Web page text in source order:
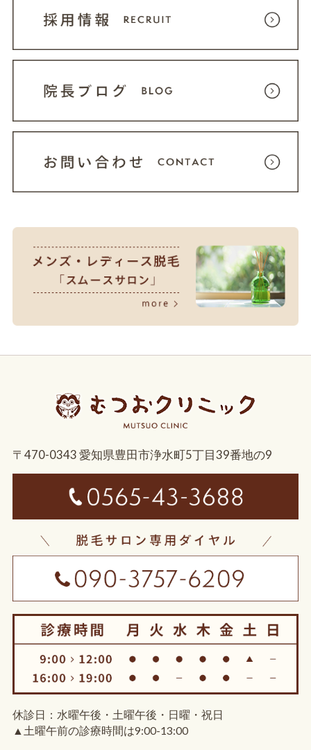
〒470-0343 愛知県豊田市浄水町5丁目39番地の9
休診日：水曜午後・土曜午後・日曜・祝日
▲土曜午前の診療時間は9:00-13:00